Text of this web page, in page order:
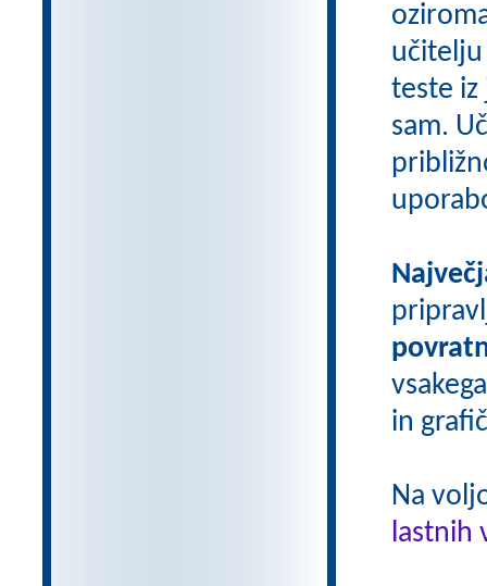
učitelju
teste iz
sam.
in
Na
lastnih